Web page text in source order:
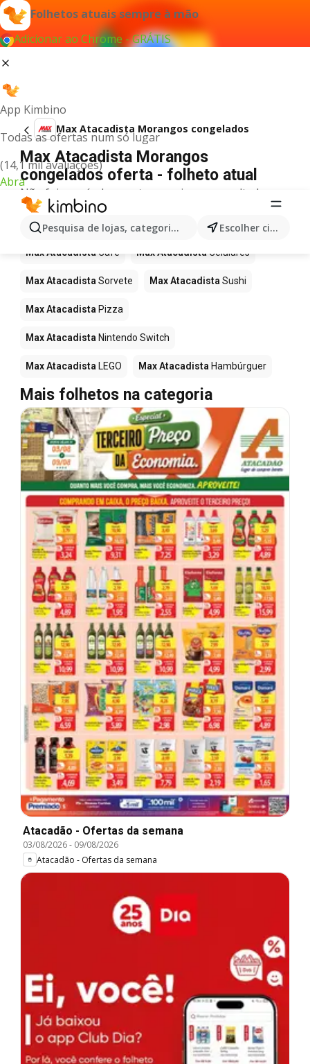
Folhetos atuais sempre à mão
Adicionar ao Chrome - GRÁTIS
App Kimbino
Todas as ofertas num só lugar
(14,1 mil avaliações)
Abra
Pesquisa de lojas, categorias,produtos... Escolher cidade
Max Atacadista Morangos congelados
Max Atacadista Morangos
congelados oferta - folheto atual
Não foi possível encontrar quaisquer resultados
para este termo.
Mais produtos em Max Atacadista
Max Atacadista Café Max Atacadista Celulares
Max Atacadista Sorvete Max Atacadista Sushi
Max Atacadista Pizza
Max Atacadista Nintendo Switch
Max Atacadista LEGO Max Atacadista Hambúrguer
Mais folhetos na categoria
Atacadão - Ofertas da semana
03/08/2026- 09/08/2026
Atacadão - Ofertas da semana